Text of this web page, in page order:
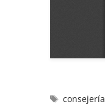
consejería